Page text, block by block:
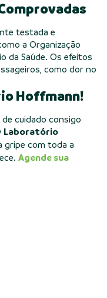
testada e
a Organização
da Saúde. Os efeitos
como dor no
Hoffmann!
cuidado consigo
Laboratório
gripe com toda a
Agende sua